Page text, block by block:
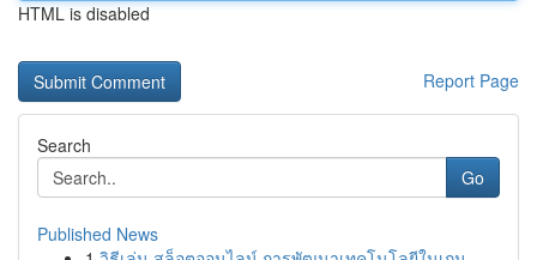
HTML is disabled
Report Page
Search
Go
Published News